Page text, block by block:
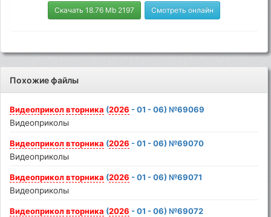
Скачать 18.76 Mb 2197 Смотреть онлайн
Похожие файлы
Видеоприкол вторника (2026 - 01 - 06) №69069
Видеоприколы
Видеоприкол вторника (2026 - 01 - 06) №69070
Видеоприколы
Видеоприкол вторника (2026 - 01 - 06) №69071
Видеоприколы
Видеоприкол вторника (2026 - 01 - 06) №69072